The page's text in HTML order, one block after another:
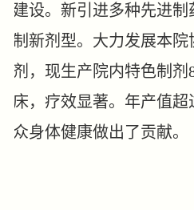
建设。新引进多种先进
制新剂型。大力发展本院
剂，现生产院内特色制
床，疗效显著。年产值
众身体健康做出了贡献。